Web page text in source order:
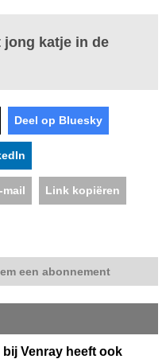
jong katje in de
Deel op Bluesky
mail Link kopiëren
een abonnement
Venray heeft ook